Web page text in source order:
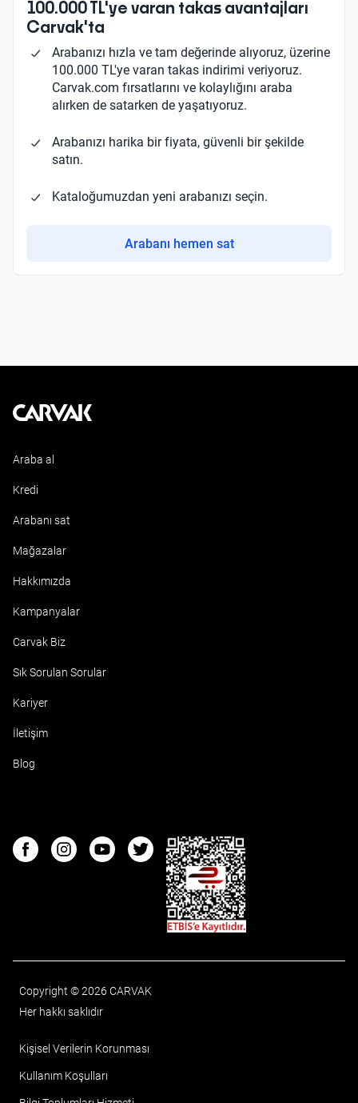
100.000 TL'ye varan takas avantajları
Carvak'ta
Arabanızı hızla ve tam değerinde alıyoruz, üzerine
100.000 TL'ye varan takas indirimi veriyoruz.
Carvak.com fırsatlarını ve kolaylığını araba
alırken de satarken de yaşatıyoruz.
Arabanızı harika bir fiyata, güvenli bir şekilde
satın.
Kataloğumuzdan yeni arabanızı seçin.
Arabanı hemen sat
Kavak
Araba al
Kredi
Arabanı sat
Mağazalar
Hakkımızda
Kampanyalar
Carvak Biz
Sık Sorulan Sorular
Kariyer
İletişim
Blog
FacebookInstagramYoutubeTwitter
ETBIS
Copyright © 2026 CARVAK
Her hakkı saklıdır
Kişisel Verilerin Korunması
Kullanım Koşulları